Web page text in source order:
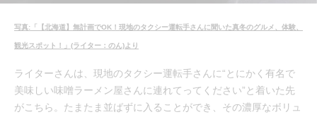
写真:「【北海道】無計画でOK！現地のタクシー運転手さんに聞いた真冬のグルメ、体験、
観光スポット！」(ライター：のん)より
ライターさんは、現地のタクシー運転手さんに“とにかく有名で
美味しい味噌ラーメン屋さんに連れてってください”と着いた先
がこちら。たまたま並ばずに入ることができ、その濃厚なボリュ